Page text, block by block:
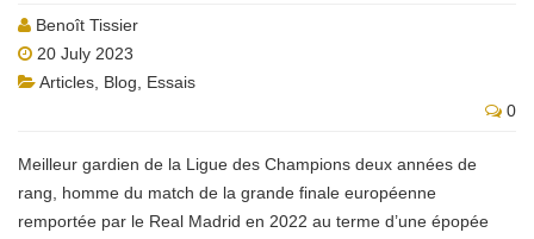
Benoît Tissier
20 July 2023
Articles Blog
Essais
0
Meilleur gardien de la Ligue des Champions deux années de
rang, homme du match de la grande finale européenne
remportée par le Real Madrid en 2022 au terme d’une épopée